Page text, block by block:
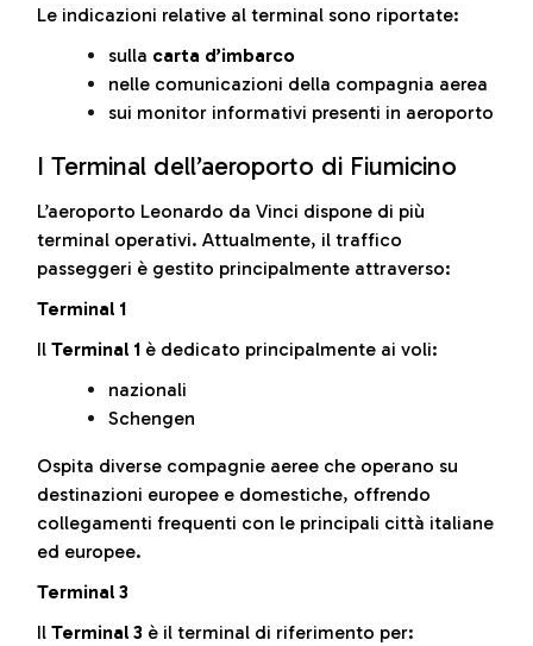
Le indicazioni relative al terminal sono riportate:
sulla carta d’imbarco
nelle comunicazioni della compagnia aerea
sui monitor informativi presenti in aeroporto
I Terminal dell’aeroporto di Fiumicino
L’aeroporto Leonardo da Vinci dispone di più
terminal operativi. Attualmente, il traffico
passeggeri è gestito principalmente attraverso:
Terminal 1
Il Terminal 1 è dedicato principalmente ai voli:
nazionali
Schengen
Ospita diverse compagnie aeree che operano su
destinazioni europee e domestiche, offrendo
collegamenti frequenti con le principali città italiane
ed europee.
Terminal 3
Il Terminal 3 è il terminal di riferimento per: